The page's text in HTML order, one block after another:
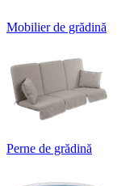
Mobilier de grădină
Perne de grădină